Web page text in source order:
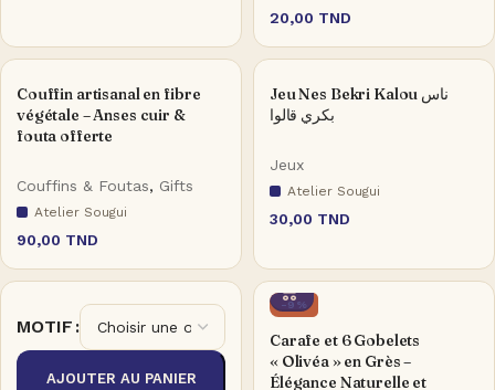
20,00 TND
Couffin artisanal en fibre
végétale – Anses cuir &
fouta offerte
Couffins & Foutas, Gifts
Atelier Sougui
90,00 TND
Jeu Nes Bekri Kalou ناس
بكري قالوا
Jeux
Atelier Sougui
30,00 TND
MOTIF
AJOUTER AU PANIER
-9%
Carafe et 6 Gobelets
« Olivéa » en Grès –
Élégance Naturelle et